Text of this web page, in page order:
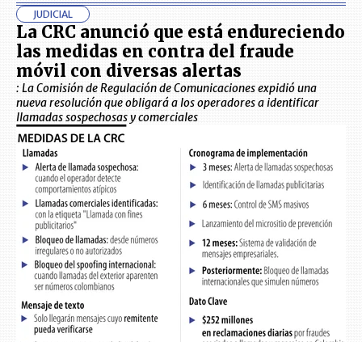
JUDICIAL
La CRC anunció que está endureciendo
las medidas en contra del fraude
móvil con diversas alertas
: La Comisión de Regulación de Comunicaciones expidió una
nueva resolución que obligará a los operadores a identificar
llamadas sospechosas y comerciales